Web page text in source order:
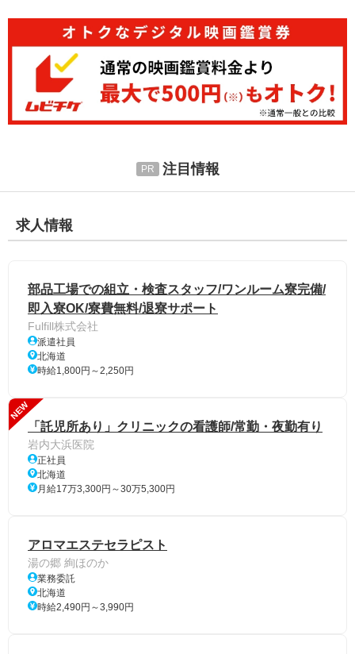
注目情報
求人情報
部品工場での組立・検査スタッフ/ワンルーム寮完備/
即入寮OK/寮費無料/退寮サポート
Fulfill株式会社
派遣社員
北海道
時給1,800円～2,250円
NEW
「託児所あり」クリニックの看護師/常勤・夜勤有り
岩内大浜医院
正社員
北海道
月給17万3,300円～30万5,300円
アロマエステセラピスト
湯の郷 絢ほのか
業務委託
北海道
時給2,490円～3,990円